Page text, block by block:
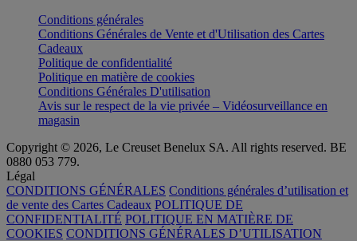
Conditions générales
Conditions Générales de Vente et d'Utilisation des Cartes
Cadeaux
Politique de confidentialité
Politique en matière de cookies
Conditions Générales D'utilisation
Avis sur le respect de la vie privée – Vidéosurveillance en
magasin
Copyright © 2026, Le Creuset Benelux SA. All rights reserved. BE
0880 053 779.
Légal
CONDITIONS GÉNÉRALES Conditions générales d’utilisation et
de vente des Cartes Cadeaux POLITIQUE DE
CONFIDENTIALITÉ POLITIQUE EN MATIÈRE DE
COOKIES CONDITIONS GÉNÉRALES D’UTILISATION